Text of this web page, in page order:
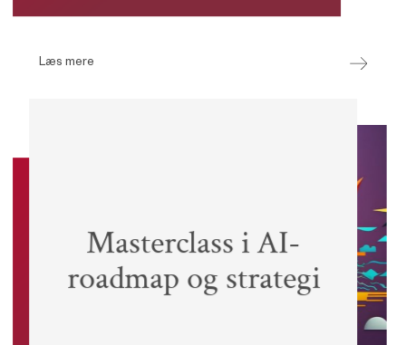
Læs mere
Masterclass i AI-
roadmap og strategi
Essential Skills pris
2.000 kr.